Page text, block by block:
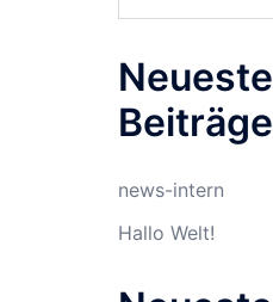
Neueste
Beiträge
news-intern
Hallo Welt!